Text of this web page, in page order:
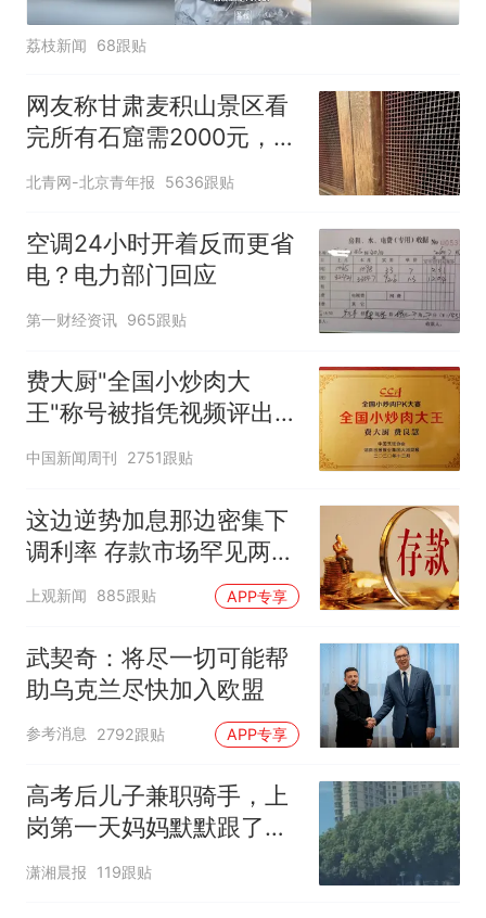
荔枝新闻 68跟贴
网友称甘肃麦积山景区看
完所有石窟需2000元，景
区：部分石窟受特别保
护，游客可按需买
北青网-北京青年报 5636跟贴
空调24小时开着反而更省
电？电力部门回应
第一财经资讯 965跟贴
费大厨"全国小炒肉大
王"称号被指凭视频评出
官方回应
中国新闻周刊 2751跟贴
这边逆势加息那边密集下
调利率 存款市场罕见两极
分化
上观新闻 885跟贴 APP专享
武契奇：将尽一切可能帮
助乌克兰尽快加入欧盟
参考消息 2792跟贴 APP专享
高考后儿子兼职骑手，上
岗第一天妈妈默默跟了三
公里，感慨孩子真的长大
了
潇湘晨报 119跟贴